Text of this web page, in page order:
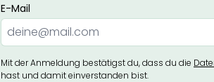
E-Mail
Mit der Anmeldung bestätigst du, dass du die
hast und damit einverstanden bist.